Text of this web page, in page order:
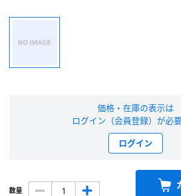
価格・在庫の表示は
ログイン（会員登録）が必
ログイン
数量
※新規会員登録をお申し込み頂いてから本登録となるま
ログイン
パスワード再発行ページ